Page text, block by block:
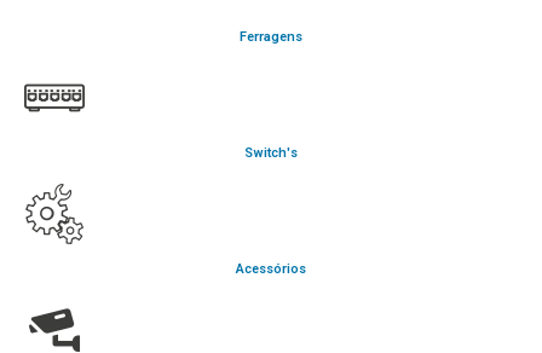
Ferragens
Switch's
Acessórios